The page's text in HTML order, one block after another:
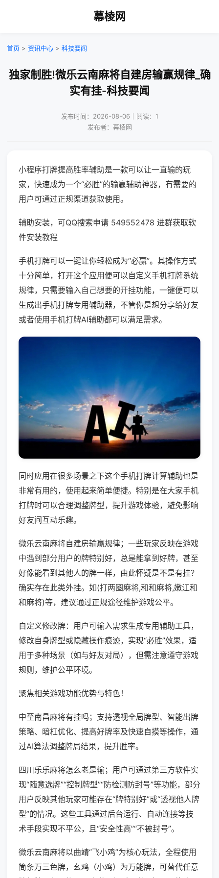
幕棱网
首页 > 资讯中心 > 科技要闻
独家制胜!微乐云南麻将自建房输赢规律_确
实有挂-科技要闻
发布时间：2026-08-06｜阅读：1
发布者：幕棱网
小程序打牌提高胜率辅助是一款可以让一直输的玩
家，快速成为一个“必胜”的输赢辅助神器，有需要的
用户可通过正规渠道获取使用。
辅助安装，可QQ搜索申请 549552478 进群获取软
件安装教程
手机打牌可以一键让你轻松成为“必赢”。其操作方式
十分简单，打开这个应用便可以自定义手机打牌系统
规律，只需要输入自己想要的开挂功能，一键便可以
生成出手机打牌专用辅助器，不管你是想分享给好友
或者使用手机打牌AI辅助都可以满足需求。
同时应用在很多场景之下这个手机打牌计算辅助也是
非常有用的，使用起来简单便捷。特别是在大家手机
打牌时可以合理调整牌型，提升游戏体验，避免影响
好友间互动乐趣。
微乐云南麻将自建房输赢规律；一些玩家反映在游戏
中遇到部分用户的牌特别好，总是能拿到好牌，甚至
好像能看到其他人的牌一样，由此怀疑是不是有挂？
确实存在此类外挂。如(打两圈麻将,和和麻将,嫩江和
和麻将)等，建议通过正规途径维护游戏公平。
自定义修改牌：用户可输入需求生成专用辅助工具，
修改自身牌型或隐藏操作痕迹，实现“必胜”效果，适
用于多种场景（如与好友对局），但需注意遵守游戏
规则，维护公平环境。
聚焦相关游戏功能优势与特色！
中至南昌麻将有挂吗；支持透视全局牌型、智能出牌
策略、暗杠优化、提高好牌率及快速自摸等操作，通
过AI算法调整牌局结果，提升胜率。
四川乐乐麻将怎么老是输；用户可通过第三方软件实
现“随意选牌”“控制牌型”“防检测防封号”等功能，部分
用户反映其他玩家可能存在“牌特别好”或“透视他人牌
型”的情况。这些工具通过后台运行、自动连接等技
术手段实现不平公，且“安全性高”“不被封号”。
微乐云南麻将以曲靖“飞小鸡”为核心玩法，全程使用
筒条万三色牌，幺鸡（小鸡）为万能牌，可替代任意